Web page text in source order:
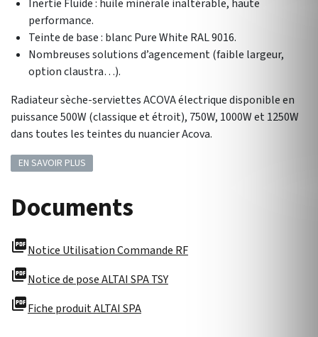
Inertie Fluide : huile minérale inaltérable, haute
performance.
Teinte de base : blanc Pure White RAL 9016.
Nombreuses solutions d’agencement (faible largeur,
option claustra…).
Radiateur sèche-serviettes ACOVA électrique disponible en
puissance 500W (classique et étroit), 750W, 1000W et 1250W
dans toutes les teintes du nuancier Acova.
EN SAVOIR PLUS
Documents
picture_as_pdfNotice Utilisation Commande RF
picture_as_pdfNotice de pose ALTAI SPA TSY
picture_as_pdfFiche produit ALTAI SPA